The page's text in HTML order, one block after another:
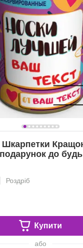
Шкарпетки
до
Роздріб
Купити
або